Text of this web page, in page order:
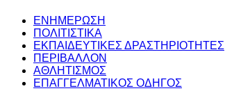
ΕΝΗΜΕΡΩΣΗ
ΠΟΛΙΤΙΣΤΙΚΑ
ΕΚΠΑΙΔΕΥΤΙΚΕΣ ΔΡΑΣΤΗΡΙΟΤΗΤΕΣ
ΠΕΡΙΒΑΛΛΟΝ
ΑΘΛΗΤΙΣΜΟΣ
ΕΠΑΓΓΕΛΜΑΤΙΚΟΣ ΟΔΗΓΟΣ